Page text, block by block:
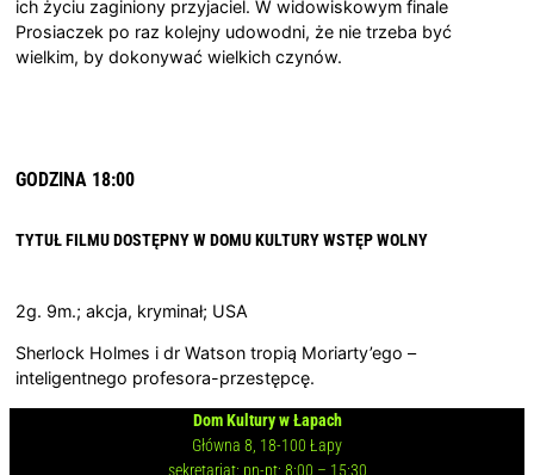
ich życiu zaginiony przyjaciel. W widowiskowym finale
Prosiaczek po raz kolejny udowodni, że nie trzeba być
wielkim, by dokonywać wielkich czynów.
GODZINA 18:00
TYTUŁ FILMU DOSTĘPNY W DOMU KULTURYWSTĘP WOLNY
2g. 9m.; akcja, kryminał; USA
Sherlock Holmes i dr Watson tropią Moriarty’ego –
inteligentnego profesora-przestępcę.
Dom Kultury w Łapach
Główna 8, 18-100 Łapy
sekretariat: pn-pt; 8:00 – 15:30